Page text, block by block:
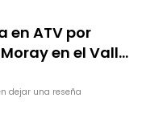
en ATV por
en el Valle
dejar una reseña